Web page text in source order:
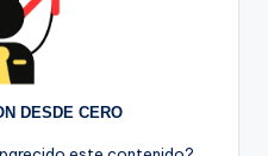
DESDE CERO